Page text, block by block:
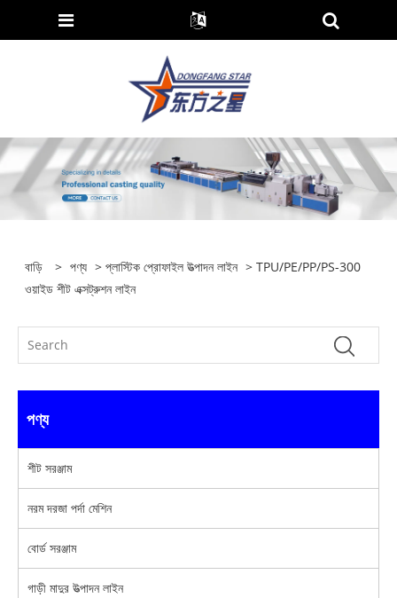
বাড়ি > পণ্য >প্লাস্টিক প্রোফাইল উত্পাদন লাইন > TPU/PE/PP/PS-300
ওয়াইড শীট এক্সট্রুশন লাইন
পণ্য
শীট সরঞ্জাম
নরম দরজা পর্দা মেশিন
বোর্ড সরঞ্জাম
গাড়ী মাদুর উত্পাদন লাইন